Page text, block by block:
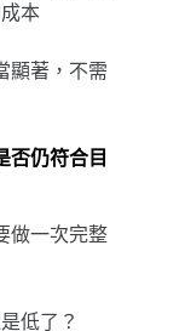
本
顯著，不需
否仍符合目
做一次完整
低了？